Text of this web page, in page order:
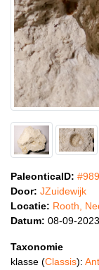
PaleonticaID:
Door: JZuidewijk
Locatie: Rooth,
Datum: 08-09-2023
Taxonomie
klasse (Classis):